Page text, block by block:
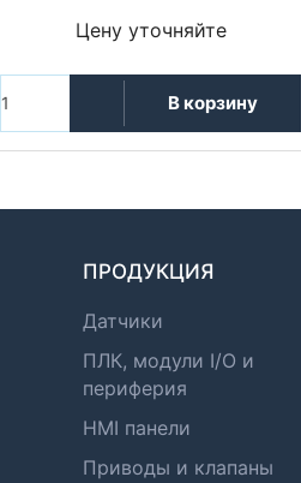
Цену уточняйте
В корзину
ПРОДУКЦИЯ
Датчики
ПЛК, модули I/O и
периферия
HMI панели
Приводы и клапаны